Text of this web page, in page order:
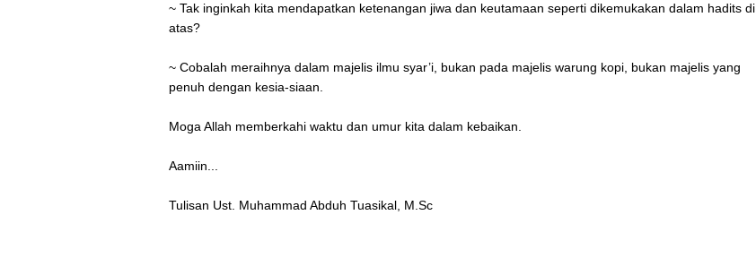
~ Tak inginkah kita mendapatkan ketenangan jiwa dan keutamaan seperti dikemukakan dalam hadits di
atas?
~ Cobalah meraihnya dalam majelis ilmu syar’i, bukan pada majelis warung kopi, bukan majelis yang
penuh dengan kesia-siaan.
Moga Allah memberkahi waktu dan umur kita dalam kebaikan.
Aamiin...
Tulisan Ust. Muhammad Abduh Tuasikal, M.Sc